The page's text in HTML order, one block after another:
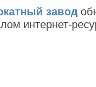
завод
интернет-